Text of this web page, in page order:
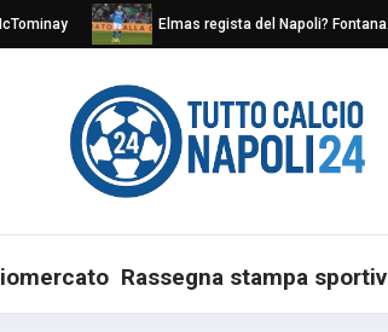
Elmas regista del Napoli? Fontana:
Rassegna stampa